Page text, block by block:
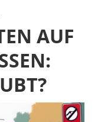
AUF
W